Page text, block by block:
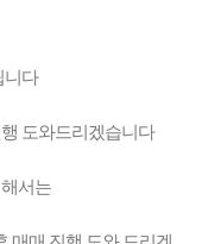
니다
도와드리겠습니다
서는